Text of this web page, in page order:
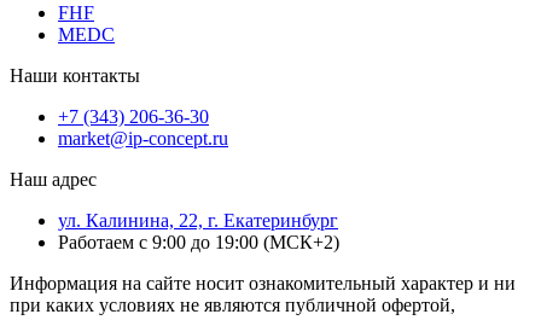
FHF
MEDC
Наши контакты
+7 (343) 206-36-30
market@ip-concept.ru
Наш адрес
ул. Калинина, 22, г. Екатеринбург
Работаем с 9:00 до 19:00 (МСК+2)
Информация на сайте носит ознакомительный характер и ни
при каких условиях не являются публичной офертой,